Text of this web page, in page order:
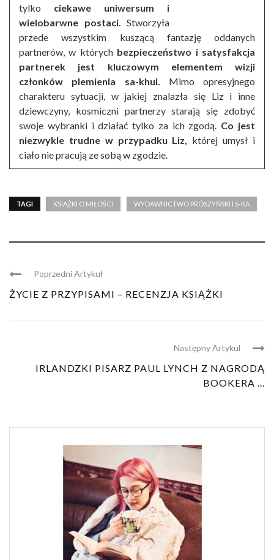
tylko ciekawe uniwersum i
wielobarwne postaci. Stworzyła
przede wszystkim kuszącą fantazję oddanych
partnerów, w których bezpieczeństwo i satysfakcja
partnerek jest kluczowym elementem wizji
członków plemienia sa-khui. Mimo opresyjnego
charakteru sytuacji, w jakiej znalazła się Liz i inne
dziewczyny, kosmiczni partnerzy starają się zdobyć
swoje wybranki i działać tylko za ich zgodą. Co jest
niezwykle trudne w przypadku Liz, której umysł i
ciało nie pracują ze sobą w zgodzie.
TAGI KSIĄŻKI O MIŁOŚCI WYDAWNICTWO PRÓSZYŃSKI I S-KA
Poprzedni Artykuł
ŻYCIE Z PRZYPISAMI – RECENZJA KSIĄŻKI
Następny Artykul
IRLANDZKI PISARZ PAUL LYNCH Z NAGRODĄ
BOOKERA ...